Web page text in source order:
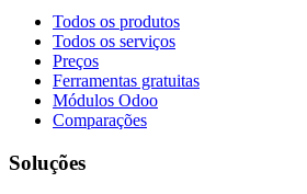
Todos os produtos
Todos os serviços
Preços
Ferramentas gratuitas
Módulos Odoo
Comparações
Soluções